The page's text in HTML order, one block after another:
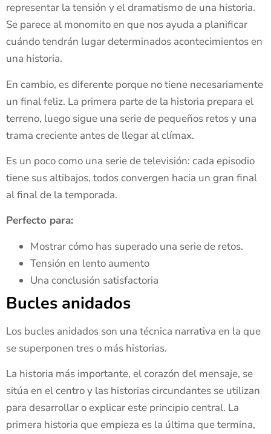
representar la tensión y el dramatismo de una historia.
Se parece al monomito en que nos ayuda a planificar
cuándo tendrán lugar determinados acontecimientos en
una historia.
En cambio, es diferente porque no tiene necesariamente
un final feliz. La primera parte de la historia prepara el
terreno, luego sigue una serie de pequeños retos y una
trama creciente antes de llegar al clímax.
Es un poco como una serie de televisión: cada episodio
tiene sus altibajos, todos convergen hacia un gran final
al final de la temporada.
Perfecto para:
Mostrar cómo has superado una serie de retos.
Tensión en lento aumento
Una conclusión satisfactoria
Bucles anidados
Los bucles anidados son una técnica narrativa en la que
se superponen tres o más historias.
La historia más importante, el corazón del mensaje, se
sitúa en el centro y las historias circundantes se utilizan
para desarrollar o explicar este principio central. La
primera historia que empieza es la última que termina,